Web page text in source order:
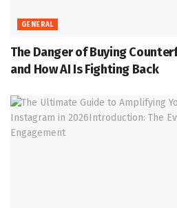
GENERAL
The Danger of Buying
and How AI Is Fighting Back